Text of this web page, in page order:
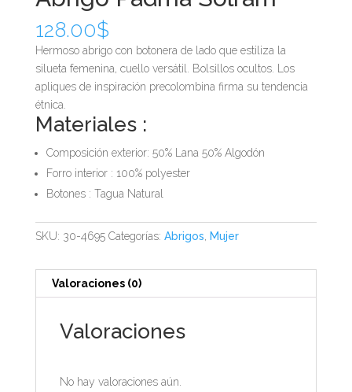
128.00$
Hermoso abrigo con botonera de lado que estiliza la
silueta femenina, cuello versátil. Bolsillos ocultos. Los
apliques de inspiración precolombina firma su tendencia
étnica.
Materiales :
Composición exterior: 50% Lana 50% Algodón
Forro interior : 100% polyester
Botones : Tagua Natural
SKU: 30-4695 Categorías: Abrigos Mujer
Valoraciones (0)
Valoraciones
No hay valoraciones aún.